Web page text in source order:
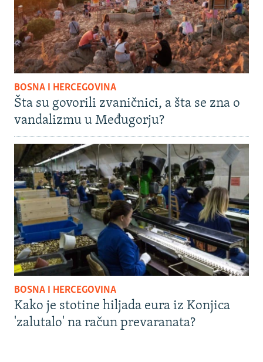
BOSNA I HERCEGOVINA
Šta su govorili zvaničnici, a šta se zna o
vandalizmu u Međugorju?
BOSNA I HERCEGOVINA
Kako je stotine hiljada eura iz Konjica
'zalutalo' na račun prevaranata?